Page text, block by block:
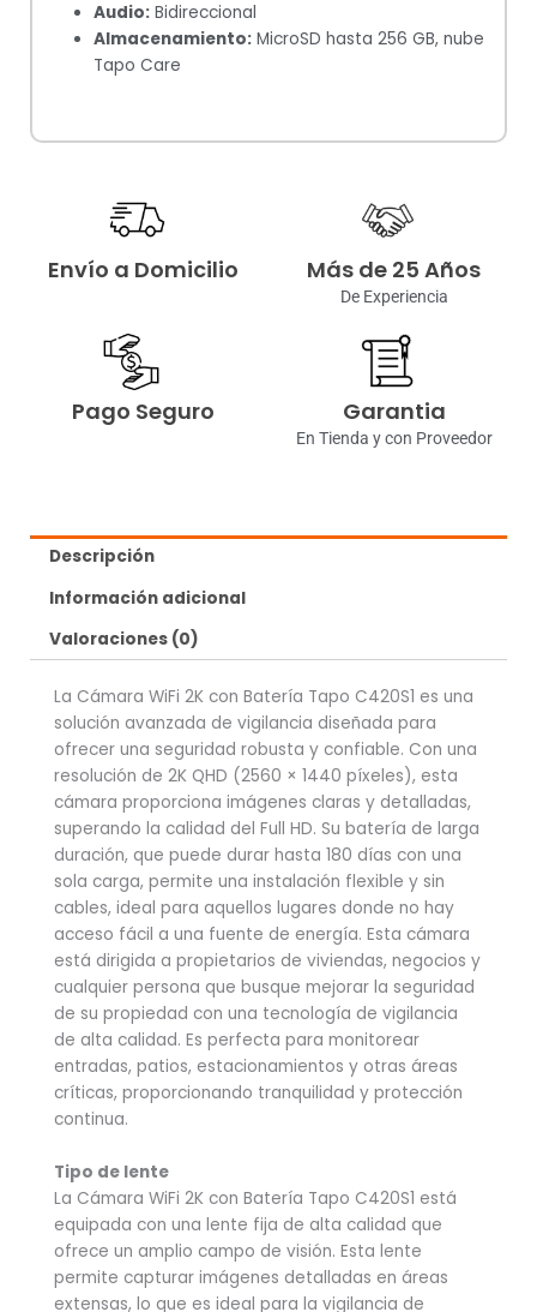
Audio: Bidireccional
Almacenamiento: MicroSD hasta 256 GB, nube
Tapo Care
Envío a Domicilio Más de 25 Años
De Experiencia
Pago Seguro Garantia
En Tienda y con Proveedor
Descripción
Información adicional
Valoraciones (0)
La Cámara WiFi 2K con Batería Tapo C420S1 es una
solución avanzada de vigilancia diseñada para
ofrecer una seguridad robusta y confiable. Con una
resolución de 2K QHD (2560 × 1440 píxeles), esta
cámara proporciona imágenes claras y detalladas,
superando la calidad del Full HD. Su batería de larga
duración, que puede durar hasta 180 días con una
sola carga, permite una instalación flexible y sin
cables, ideal para aquellos lugares donde no hay
acceso fácil a una fuente de energía. Esta cámara
está dirigida a propietarios de viviendas, negocios y
cualquier persona que busque mejorar la seguridad
de su propiedad con una tecnología de vigilancia
de alta calidad. Es perfecta para monitorear
entradas, patios, estacionamientos y otras áreas
críticas, proporcionando tranquilidad y protección
continua.
Tipo de lente
La Cámara WiFi 2K con Batería Tapo C420S1 está
equipada con una lente fija de alta calidad que
ofrece un amplio campo de visión. Esta lente
permite capturar imágenes detalladas en áreas
extensas, lo que es ideal para la vigilancia de